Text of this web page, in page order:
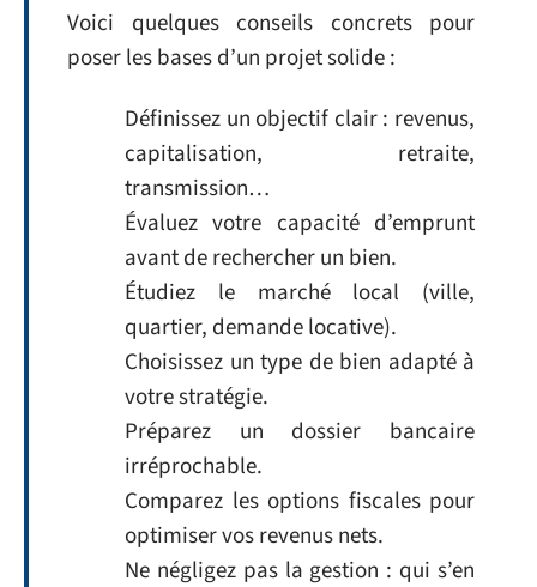
Voici quelques conseils concrets pour
poser les bases d’un projet solide :
Définissez un objectif clair : revenus,
capitalisation, retraite,
transmission…
Évaluez votre capacité d’emprunt
avant de rechercher un bien.
Étudiez le marché local (ville,
quartier, demande locative).
Choisissez un type de bien adapté à
votre stratégie.
Préparez un dossier bancaire
irréprochable.
Comparez les options fiscales pour
optimiser vos revenus nets.
Ne négligez pas la gestion : qui s’en